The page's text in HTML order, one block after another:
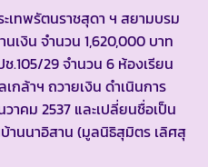
เทพรัตนราชสุดา ฯ สยามบรม
เงิน จำนวน 1,620,000 บาท
.105/29 จำนวน 6 ห้องเรียน
ล้าฯ ถวายเงิน ดำเนินการ
าคม 2537 และเปลี่ยนชื่อเป็น
บ้านนาอิสาน (มูลนิธิสุมิตร เลิศสุ